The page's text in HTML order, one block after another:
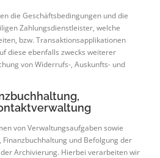
die Geschäftsbedingungen und die
Zahlungsdienstleister, welche
bzw. Transaktionsapplikationen
diese ebenfalls zwecks weiterer
von Widerrufs-, Auskunfts- und
von Verwaltungsaufgaben sowie
und Befolgung der
Archivierung. Hierbei verarbeiten wir